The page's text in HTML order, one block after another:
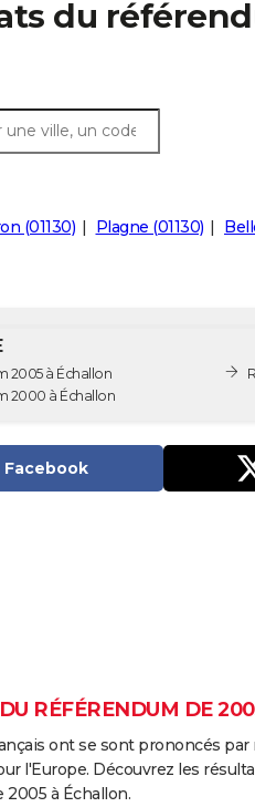
du
(01130) Plagne (01130)
2005 à Échallon
2000 à Échallon
Facebook
RÉFÉRENDUM DE
ont se sont prononcés
l'Europe. Découvrez les
à Échallon.